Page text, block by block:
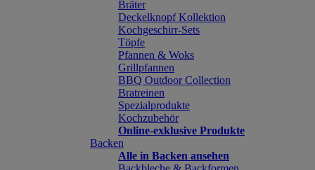
Bräter
Deckelknopf Kollektion
Kochgeschirr-Sets
Töpfe
Pfannen & Woks
Grillpfannen
BBQ Outdoor Collection
Bratreinen
Spezialprodukte
Kochzubehör
Online-exklusive Produkte
Backen
Alle in Backen ansehen